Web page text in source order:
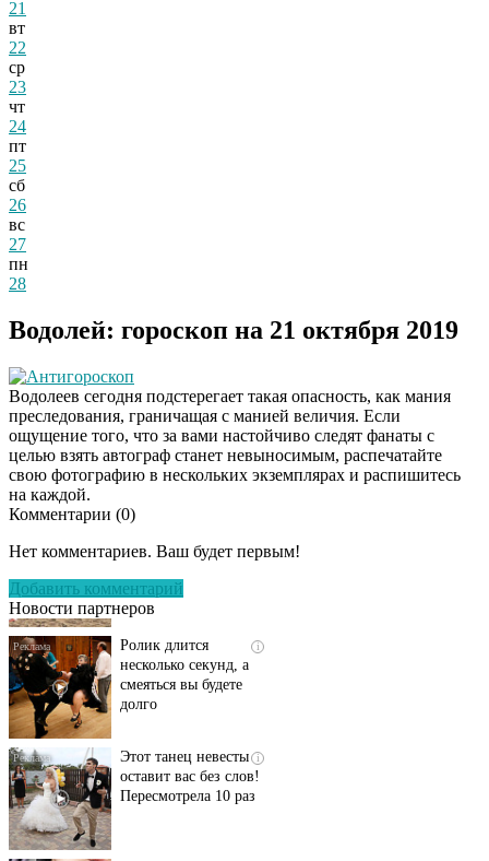
21
вт
22
ср
23
чт
24
пт
25
сб
26
вс
27
пн
28
Водолей: гороскоп на 21 октября 2019
Антигороскоп
Водолеев сегодня подстерегает такая опасность, как мания
преследования, граничащая с манией величия. Если
ощущение того, что за вами настойчиво следят фанаты с
целью взять автограф станет невыносимым, распечатайте
свою фотографию в нескольких экземплярах и распишитесь
на каждой.
Комментарии (0)
Нет комментариев. Ваш будет первым!
Добавить комментарий
Новости партнеров
Скрытая камера на
люди вытворяют, когда
несколько секунд, а
смеяться вы будете
долго
оставит вас без слов!
Пересмотрела 10 раз